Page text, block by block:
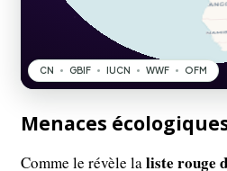
Menaces
Comme le révèle laliste rouge